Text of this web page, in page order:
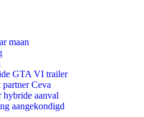
maan
GTA VI trailer
Ceva
aanval
aangekondigd